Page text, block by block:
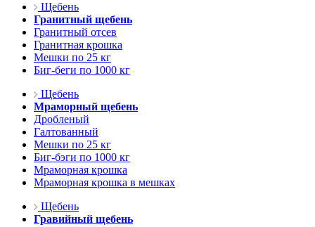
Щебень
Гранитный щебень
Гранитный отсев
Гранитная крошка
Мешки по 25 кг
Биг-беги по 1000 кг
Щебень
Мраморный щебень
Дробленый
Галтованный
Мешки по 25 кг
Биг-бэги по 1000 кг
Мраморная крошка
Мраморная крошка в мешках
Щебень
Гравийный щебень